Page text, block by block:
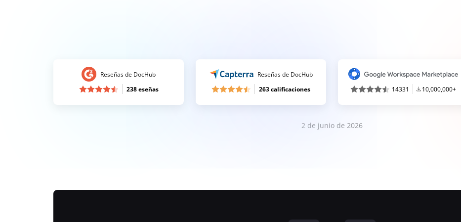
Reseñas de DocHub
238 eseñas
Reseñas de DocHub
263 calificaciones
14331 10,000,000+
2 de junio de 2026